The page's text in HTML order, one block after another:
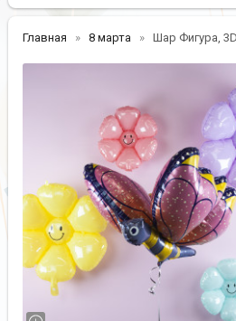
Главная 8 марта Шар Фигура,